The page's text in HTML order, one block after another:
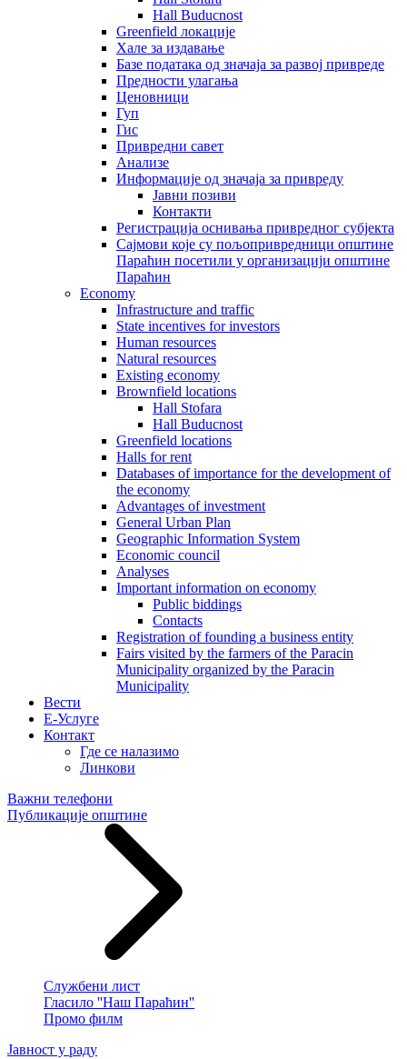
Hall Buducnost
Greenfield локације
Хале за издавање
Базе података од значаја за развој привреде
Предности улагања
Ценовници
Гуп
Гис
Привредни савет
Aнализе
Информације од значаја за привреду
Јавни позиви
Контакти
Регистрација оснивања привредног субјекта
Сајмови које су пољопривредници општине
Параћин посетили у организацији општине
Параћин
Economy
Infrastructure and traffic
State incentives for investors
Human resources
Natural resources
Existing economy
Brownfield locations
Hall Stofara
Hall Buducnost
Greenfield locations
Halls for rent
Databases of importance for the development of
the economy
Advantages of investment
General Urban Plan
Geographic Information System
Еconomic council
Analyses
Important information on economy
Public biddings
Contacts
Registration of founding a business entity
Fairs visited by the farmers of the Paracin
Municipality organized by the Paracin
Municipality
Вести
E-Услуге
Контакт
Где се налазимо
Линкови
Важни телефони
Публикације општине
Службени лист
Гласило ''Наш Параћин''
Промо филм
Јавност у раду